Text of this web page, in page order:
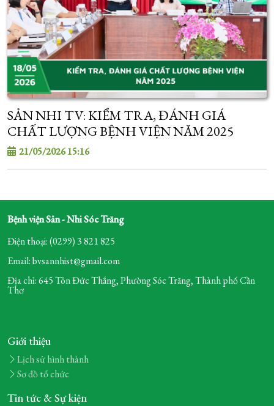
SẢN NHI TV: KIỂM TRA, ĐÁNH GIÁ
CHẤT LƯỢNG BỆNH VIỆN NĂM 2025
21/05/2026 15:16
Bệnh viện Sản - Nhi Sóc Trăng
Điện thoại: (0299) 3 821 825
Email: bvsannhist@gmail.com
Địa chỉ: 645 Tôn Đức Thắng, Phường Sóc Trăng,Thành phố Cần
Thơ
Giới thiệu
Lịch sử hình thành
Sơ đồ tổ chức
Tin tức & Sự kiện